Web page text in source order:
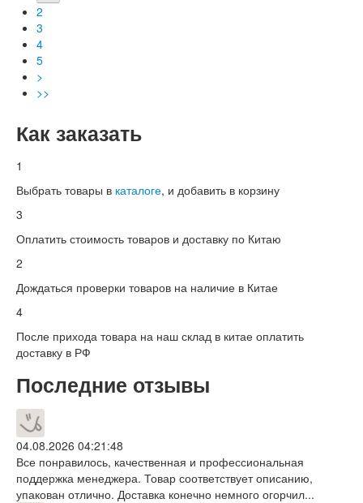
2
3
4
5
>
>>
Как заказать
1
Выбрать товары в каталоге, и добавить в корзину
3
Оплатить стоимость товаров и доставку по Китаю
2
Дождаться проверки товаров на наличие в Китае
4
После прихода товара на наш склад в китае оплатить
доставку в РФ
Последние отзывы
04.08.2026 04:21:48
Все понравилось, качественная и профессиональная
поддержка менеджера. Товар соответствует описанию,
упакован отлично. Доставка конечно немного огорчил...